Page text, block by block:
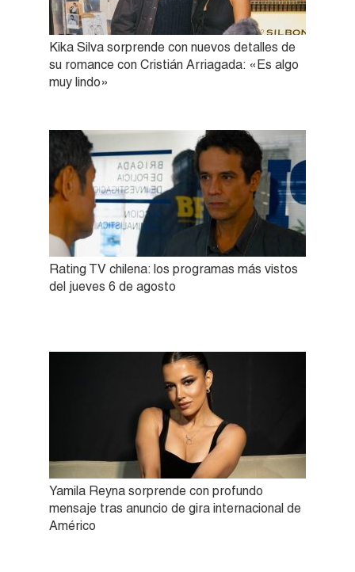
Kika Silva sorprende con nuevos detalles de
su romance con Cristián Arriagada: «Es algo
muy lindo»
Rating TV chilena: los programas más vistos
del jueves 6 de agosto
Yamila Reyna sorprende con profundo
mensaje tras anuncio de gira internacional de
Américo